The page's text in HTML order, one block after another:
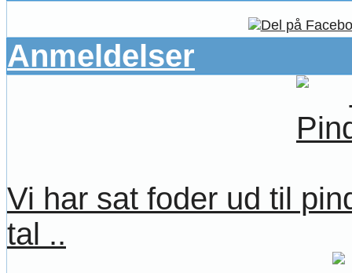
Anmeldelser
Vi har sat foder ud til
tal ..